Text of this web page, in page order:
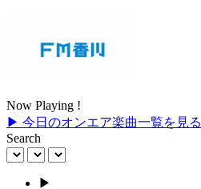
Now Playing !
▶ 今日のオンエア楽曲一覧を見る
Search
▶